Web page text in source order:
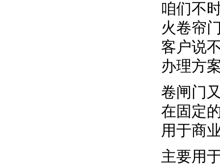
咱们不
火卷帘
客户说
办理方
卷闸门
在固定
用于商
主要用